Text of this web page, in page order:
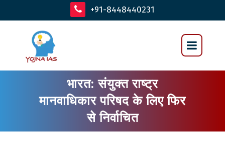
+91-8448440231
भारत: संयुक्त राष्ट्र
मानवाधिकार परिषद के लिए फिर
से निर्वाचित